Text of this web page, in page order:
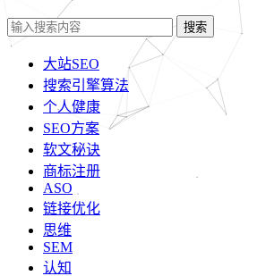
搜索
大站SEO
搜索引擎算法
个人健康
SEO方案
软文秘诀
商标注册
ASO
链接优化
思维
SEM
认知